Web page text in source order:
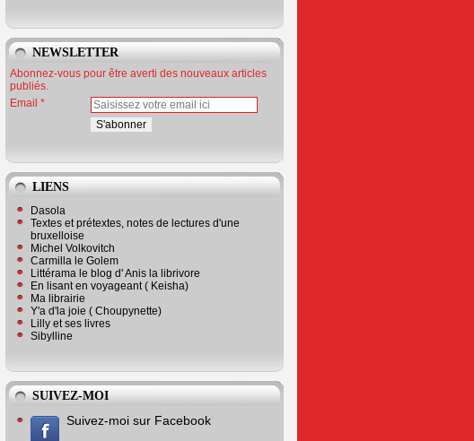
NEWSLETTER
Abonnez-vous pour être averti des nouveaux articles
publiés.
Email
LIENS
Dasola
Textes et prétextes, notes de lectures d'une
bruxelloise
Michel Volkovitch
Carmilla le Golem
Littérama le blog d' Anis la librivore
En lisant en voyageant ( Keisha)
Ma librairie
Y'a d'la joie ( Choupynette)
Lilly et ses livres
Sibylline
SUIVEZ-MOI
Suivez-moi sur Facebook